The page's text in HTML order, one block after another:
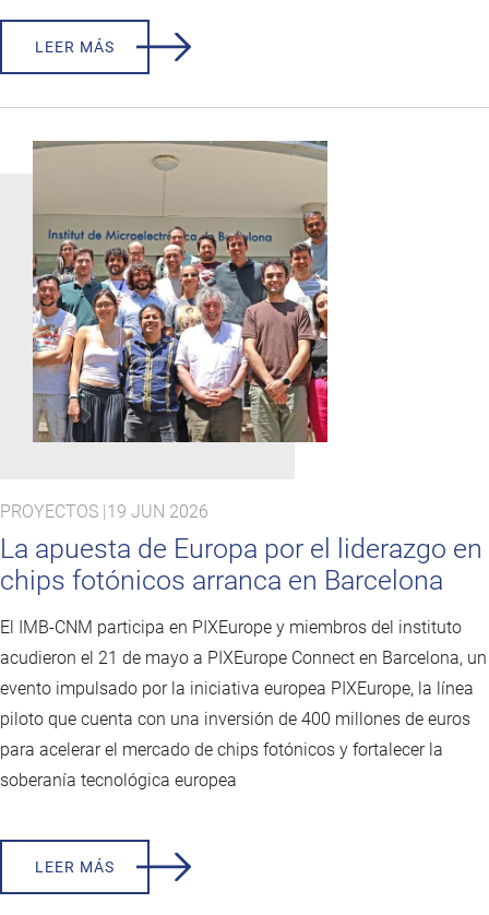
LEER MÁS
PROYECTOS | 19 JUN 2026
La apuesta de Europa por el liderazgo en
chips fotónicos arranca en Barcelona
El IMB-CNM participa en PIXEurope y miembros del instituto
acudieron el 21 de mayo a PIXEurope Connect en Barcelona, un
evento impulsado por la iniciativa europea PIXEurope, la línea
piloto que cuenta con una inversión de 400 millones de euros
para acelerar el mercado de chips fotónicos y fortalecer la
soberanía tecnológica europea
LEER MÁS